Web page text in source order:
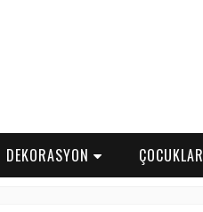
DEKORASYON ÇOCUKLAR